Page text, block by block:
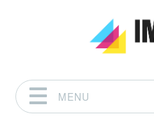
MENU